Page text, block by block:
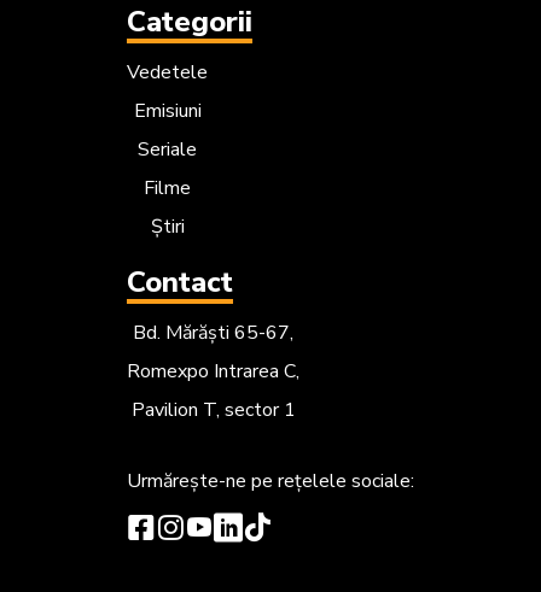
Categorii
Vedetele
Emisiuni
Seriale
Filme
Știri
Contact
Bd. Mărăști 65-67,
Romexpo Intrarea C,
Pavilion T, sector 1
Urmărește-ne pe rețelele sociale: